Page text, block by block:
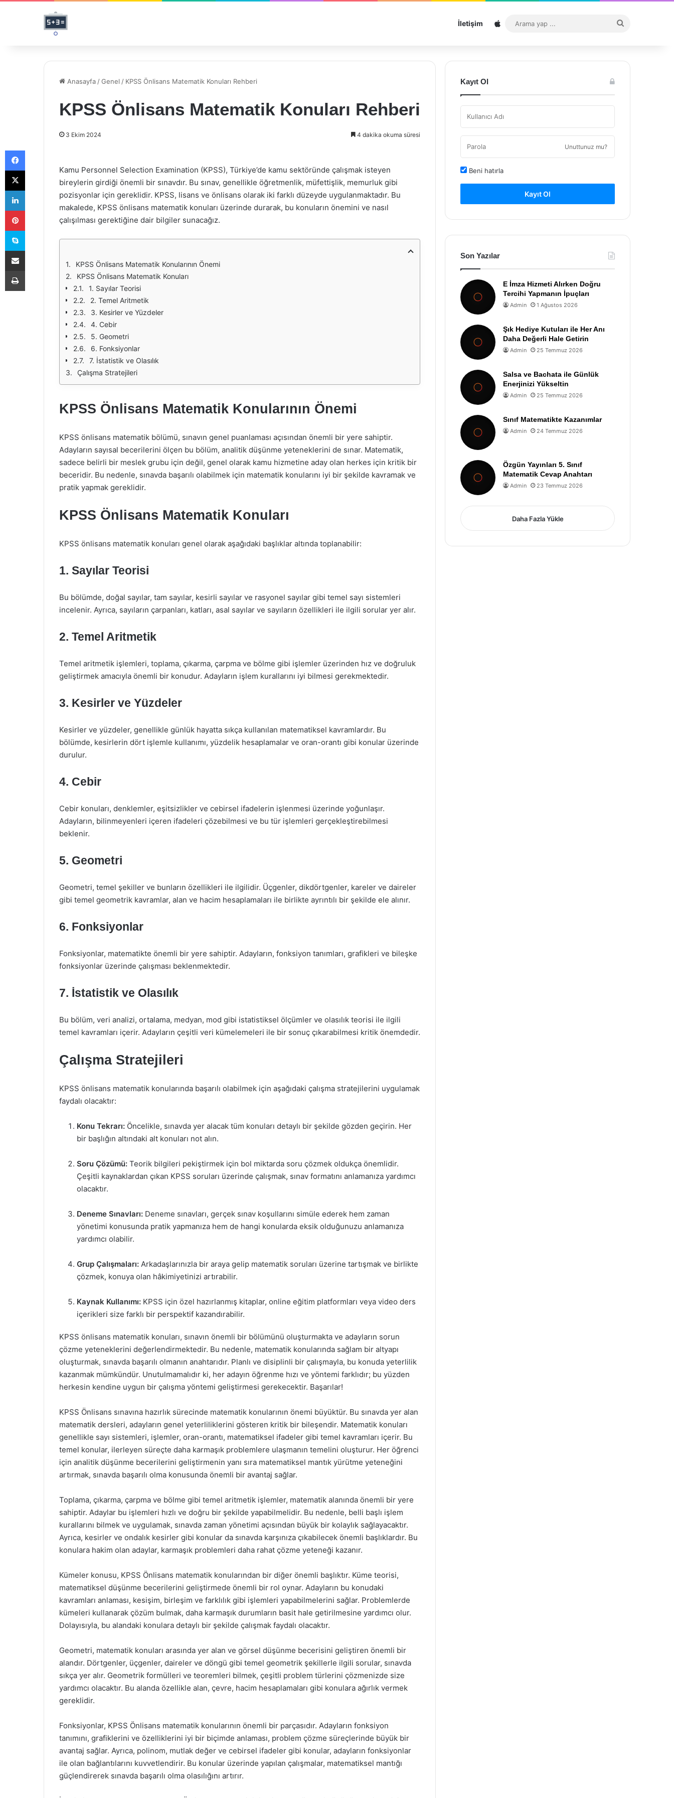
İletişim Sitemap
...
Anasayfa /Genel / KPSS Önlisans Matematik Konuları Rehberi
KPSS Önlisans Matematik Konuları Rehberi
3 Ekim 2024 4 dakika okuma süresi
Kamu Personnel Selection Examination (KPSS), Türkiye’de kamu sektöründe çalışmak isteyen
bireylerin girdiği önemli bir sınavdır. Bu sınav, genellikle öğretmenlik, müfettişlik, memurluk gibi
pozisyonlar için gereklidir. KPSS, lisans ve önlisans olarak iki farklı düzeyde uygulanmaktadır. Bu
makalede, KPSS önlisans matematik konuları üzerinde durarak, bu konuların önemini ve nasıl
çalışılması gerektiğine dair bilgiler sunacağız.
KPSS Önlisans Matematik Konularının Önemi
KPSS Önlisans Matematik Konuları
1. Sayılar Teorisi
2. Temel Aritmetik
3. Kesirler ve Yüzdeler
4. Cebir
5. Geometri
6. Fonksiyonlar
7. İstatistik ve Olasılık
Çalışma Stratejileri
KPSS Önlisans Matematik Konularının Önemi
KPSS önlisans matematik bölümü, sınavın genel puanlaması açısından önemli bir yere sahiptir.
Adayların sayısal becerilerini ölçen bu bölüm, analitik düşünme yeteneklerini de sınar. Matematik,
sadece belirli bir meslek grubu için değil, genel olarak kamu hizmetine aday olan herkes için kritik bir
beceridir. Bu nedenle, sınavda başarılı olabilmek için matematik konularını iyi bir şekilde kavramak ve
pratik yapmak gereklidir.
KPSS Önlisans Matematik Konuları
KPSS önlisans matematik konuları genel olarak aşağıdaki başlıklar altında toplanabilir:
1. Sayılar Teorisi
Bu bölümde, doğal sayılar, tam sayılar, kesirli sayılar ve rasyonel sayılar gibi temel sayı sistemleri
incelenir. Ayrıca, sayıların çarpanları, katları, asal sayılar ve sayıların özellikleri ile ilgili sorular yer alır.
2. Temel Aritmetik
Temel aritmetik işlemleri, toplama, çıkarma, çarpma ve bölme gibi işlemler üzerinden hız ve doğruluk
geliştirmek amacıyla önemli bir konudur. Adayların işlem kurallarını iyi bilmesi gerekmektedir.
3. Kesirler ve Yüzdeler
Kesirler ve yüzdeler, genellikle günlük hayatta sıkça kullanılan matematiksel kavramlardır. Bu
bölümde, kesirlerin dört işlemle kullanımı, yüzdelik hesaplamalar ve oran-orantı gibi konular üzerinde
durulur.
4. Cebir
Cebir konuları, denklemler, eşitsizlikler ve cebirsel ifadelerin işlenmesi üzerinde yoğunlaşır.
Adayların, bilinmeyenleri içeren ifadeleri çözebilmesi ve bu tür işlemleri gerçekleştirebilmesi
beklenir.
5. Geometri
Geometri, temel şekiller ve bunların özellikleri ile ilgilidir. Üçgenler, dikdörtgenler, kareler ve daireler
gibi temel geometrik kavramlar, alan ve hacim hesaplamaları ile birlikte ayrıntılı bir şekilde ele alınır.
6. Fonksiyonlar
Fonksiyonlar, matematikte önemli bir yere sahiptir. Adayların, fonksiyon tanımları, grafikleri ve bileşke
fonksiyonlar üzerinde çalışması beklenmektedir.
7. İstatistik ve Olasılık
Bu bölüm, veri analizi, ortalama, medyan, mod gibi istatistiksel ölçümler ve olasılık teorisi ile ilgili
temel kavramları içerir. Adayların çeşitli veri kümelemeleri ile bir sonuç çıkarabilmesi kritik önemdedir.
Çalışma Stratejileri
KPSS önlisans matematik konularında başarılı olabilmek için aşağıdaki çalışma stratejilerini uygulamak
faydalı olacaktır:
Konu Tekrarı: Öncelikle, sınavda yer alacak tüm konuları detaylı bir şekilde gözden geçirin. Her
bir başlığın altındaki alt konuları not alın.
Soru Çözümü: Teorik bilgileri pekiştirmek için bol miktarda soru çözmek oldukça önemlidir.
Çeşitli kaynaklardan çıkan KPSS soruları üzerinde çalışmak, sınav formatını anlamanıza yardımcı
olacaktır.
Deneme Sınavları: Deneme sınavları, gerçek sınav koşullarını simüle ederek hem zaman
yönetimi konusunda pratik yapmanıza hem de hangi konularda eksik olduğunuzu anlamanıza
yardımcı olabilir.
Grup Çalışmaları: Arkadaşlarınızla bir araya gelip matematik soruları üzerine tartışmak ve birlikte
çözmek, konuya olan hâkimiyetinizi artırabilir.
Kaynak Kullanımı: KPSS için özel hazırlanmış kitaplar, online eğitim platformları veya video ders
içerikleri size farklı bir perspektif kazandırabilir.
KPSS önlisans matematik konuları, sınavın önemli bir bölümünü oluşturmakta ve adayların sorun
çözme yeteneklerini değerlendirmektedir. Bu nedenle, matematik konularında sağlam bir altyapı
oluşturmak, sınavda başarılı olmanın anahtarıdır. Planlı ve disiplinli bir çalışmayla, bu konuda yeterlilik
kazanmak mümkündür. Unutulmamalıdır ki, her adayın öğrenme hızı ve yöntemi farklıdır; bu yüzden
herkesin kendine uygun bir çalışma yöntemi geliştirmesi gerekecektir. Başarılar!
KPSS Önlisans sınavına hazırlık sürecinde matematik konularının önemi büyüktür. Bu sınavda yer alan
matematik dersleri, adayların genel yeterliliklerini gösteren kritik bir bileşendir. Matematik konuları
genellikle sayı sistemleri, işlemler, oran-orantı, matematiksel ifadeler gibi temel kavramları içerir. Bu
temel konular, ilerleyen süreçte daha karmaşık problemlere ulaşmanın temelini oluşturur. Her öğrenci
için analitik düşünme becerilerini geliştirmenin yanı sıra matematiksel mantık yürütme yeteneğini
artırmak, sınavda başarılı olma konusunda önemli bir avantaj sağlar.
Toplama, çıkarma, çarpma ve bölme gibi temel aritmetik işlemler, matematik alanında önemli bir yere
sahiptir. Adaylar bu işlemleri hızlı ve doğru bir şekilde yapabilmelidir. Bu nedenle, belli başlı işlem
kurallarını bilmek ve uygulamak, sınavda zaman yönetimi açısından büyük bir kolaylık sağlayacaktır.
Ayrıca, kesirler ve ondalık kesirler gibi konular da sınavda karşınıza çıkabilecek önemli başlıklardır. Bu
konulara hakim olan adaylar, karmaşık problemleri daha rahat çözme yeteneği kazanır.
Kümeler konusu, KPSS Önlisans matematik konularından bir diğer önemli başlıktır. Küme teorisi,
matematiksel düşünme becerilerini geliştirmede önemli bir rol oynar. Adayların bu konudaki
kavramları anlaması, kesişim, birleşim ve farklılık gibi işlemleri yapabilmelerini sağlar. Problemlerde
kümeleri kullanarak çözüm bulmak, daha karmaşık durumların basit hale getirilmesine yardımcı olur.
Dolayısıyla, bu alandaki konulara detaylı bir şekilde çalışmak faydalı olacaktır.
Geometri, matematik konuları arasında yer alan ve görsel düşünme becerisini geliştiren önemli bir
alandır. Dörtgenler, üçgenler, daireler ve döngü gibi temel geometrik şekillerle ilgili sorular, sınavda
sıkça yer alır. Geometrik formülleri ve teoremleri bilmek, çeşitli problem türlerini çözmenizde size
yardımcı olacaktır. Bu alanda özellikle alan, çevre, hacim hesaplamaları gibi konulara ağırlık vermek
gereklidir.
Fonksiyonlar, KPSS Önlisans matematik konularının önemli bir parçasıdır. Adayların fonksiyon
tanımını, grafiklerini ve özelliklerini iyi bir biçimde anlaması, problem çözme süreçlerinde büyük bir
avantaj sağlar. Ayrıca, polinom, mutlak değer ve cebirsel ifadeler gibi konular, adayların fonksiyonlar
ile olan bağlantılarını kuvvetlendirir. Bu konular üzerinde yapılan çalışmalar, matematiksel mantığı
güçlendirerek sınavda başarılı olma olasılığını artırır.
Kayıt Ol
Unuttunuz mu?
Beni hatırla
Kayıt Ol
Son Yazılar
E İmza Hizmeti Alırken Doğru
Tercihi Yapmanın İpuçları
Admin 1 Ağustos 2026
Şık Hediye Kutuları ile Her Anı
Daha Değerli Hale Getirin
Admin 25 Temmuz 2026
Salsa ve Bachata ile Günlük
Enerjinizi Yükseltin
Admin 25 Temmuz 2026
Sınıf Matematikte Kazanımlar
Admin 24 Temmuz 2026
Özgün Yayınları 5. Sınıf
Matematik Cevap Anahtarı
Admin 23 Temmuz 2026
Daha Fazla Yükle
Facebook
X
LinkedIn
Pinterest
Skype
E-Posta ile paylaş